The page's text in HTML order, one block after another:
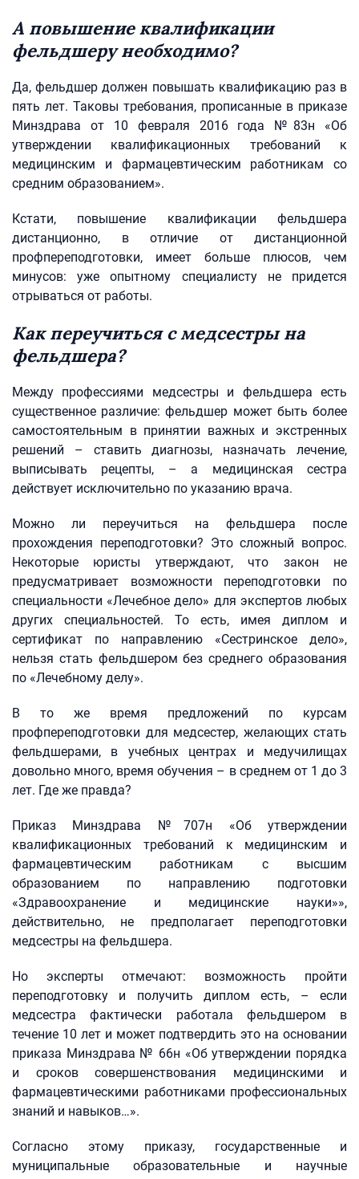
А повышение квалификации
фельдшеру необходимо?
Да, фельдшер должен повышать квалификацию раз в
пять лет. Таковы требования, прописанные в приказе
Минздрава от 10 февраля 2016 года №83н «Об
утверждении квалификационных требований к
медицинским и фармацевтическим работникам со
средним образованием».
Кстати, повышение квалификации фельдшера
дистанционно, в отличие от дистанционной
профпереподготовки, имеет больше плюсов, чем
минусов: уже опытному специалисту не придется
отрываться от работы.
Как переучиться с медсестры на
фельдшера?
Между профессиями медсестры и фельдшера есть
существенное различие: фельдшер может быть более
самостоятельным в принятии важных и экстренных
решений – ставить диагнозы, назначать лечение,
выписывать рецепты, – а медицинская сестра
действует исключительно по указанию врача.
Можно ли переучиться на фельдшера после
прохождения переподготовки? Это сложный вопрос.
Некоторые юристы утверждают, что закон не
предусматривает возможности переподготовки по
специальности «Лечебное дело» для экспертов любых
других специальностей. То есть, имея диплом и
сертификат по направлению «Сестринское дело»,
нельзя стать фельдшером без среднего образования
по «Лечебному делу».
В то же время предложений по курсам
профпереподготовки для медсестер, желающих стать
фельдшерами, в учебных центрах и медучилищах
довольно много, время обучения – в среднем от 1 до 3
лет. Где же правда?
Приказ Минздрава №707н «Об утверждении
квалификационных требований к медицинским и
фармацевтическим работникам с высшим
образованием по направлению подготовки
«Здравоохранение и медицинские науки»»,
действительно, не предполагает переподготовки
медсестры на фельдшера.
Но эксперты отмечают: возможность пройти
переподготовку и получить диплом есть, – если
медсестра фактически работала фельдшером в
течение 10 лет и может подтвердить это на основании
приказа Минздрава № 66н «Об утверждении порядка
и сроков совершенствования медицинскими и
фармацевтическими работниками профессиональных
знаний и навыков…».
Согласно этому приказу, государственные и
муниципальные образовательные и научные